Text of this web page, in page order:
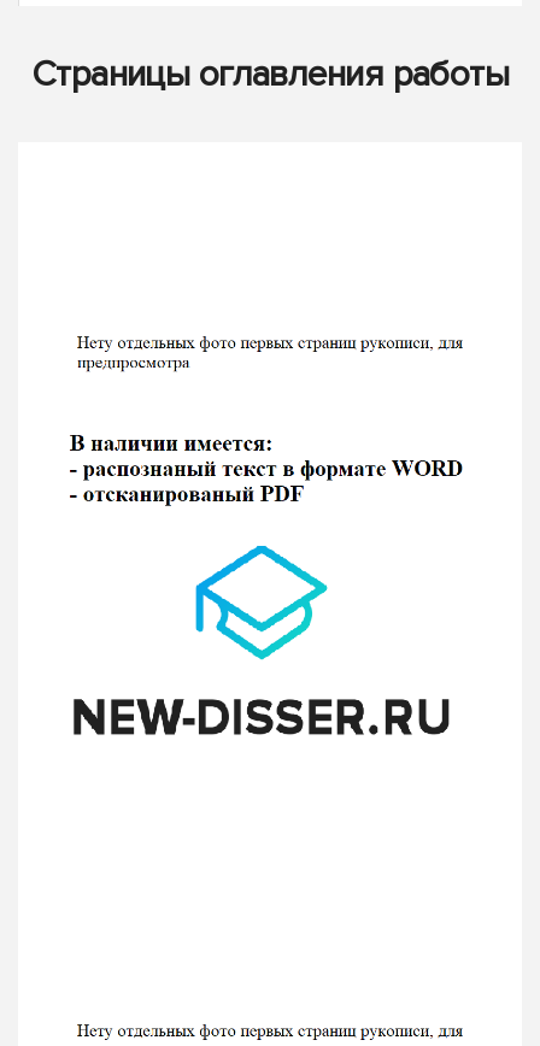
Страницы оглавления работы